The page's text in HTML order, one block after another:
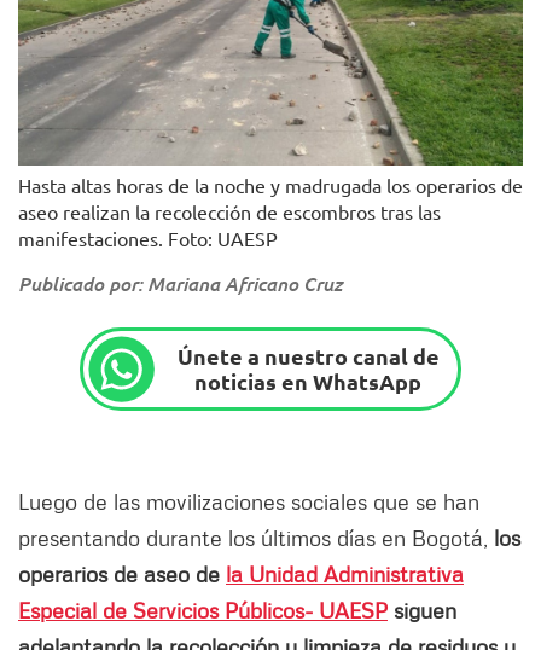
Hasta altas horas de la noche y madrugada los operarios de
aseo realizan la recolección de escombros tras las
manifestaciones. Foto: UAESP
Publicado por: Mariana Africano Cruz
Únete a nuestro canal de
noticias en WhatsApp
Luego de las movilizaciones sociales que se han
presentando durante los últimos días en Bogotá, los
operarios de aseo de la Unidad Administrativa
Especial de Servicios Públicos- UAESP siguen